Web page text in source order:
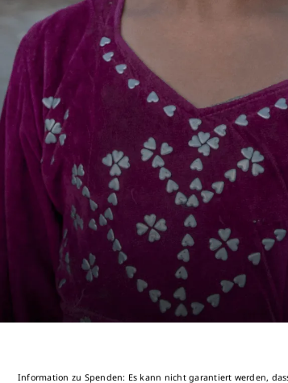
Information zu Spenden: Es kann nicht garantiert werden,